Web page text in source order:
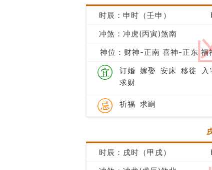
时辰：申时（壬申）
冲煞：冲虎(丙寅)煞南
神位：财神-正南 喜神-正东
订婚 嫁娶 安床 移徙 入
求财
祈福 求嗣
时辰：戌时（甲戌）